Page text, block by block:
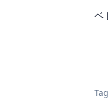
ベ